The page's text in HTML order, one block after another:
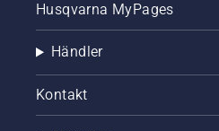
Husqvarna MyPages
Händler
Kontakt